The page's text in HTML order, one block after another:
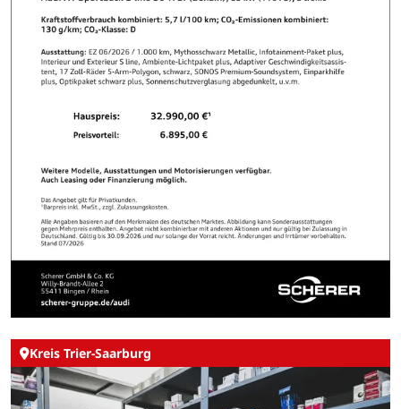
Kreis Trier-Saarburg